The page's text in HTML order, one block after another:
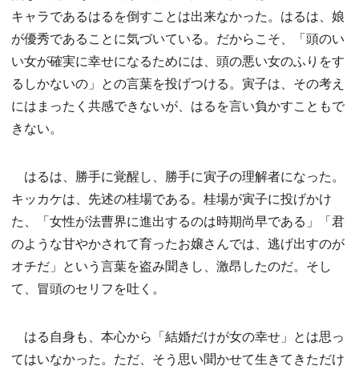
キャラであるはるを倒すことは出来なかった。はるは、娘
が優秀であることに気づいている。だからこそ、「頭のい
い女が確実に幸せになるためには、頭の悪い女のふりをす
るしかないの」との言葉を投げつける。寅子は、その考え
にはまったく共感できないが、はるを言い負かすこともで
きない。
はるは、勝手に覚醒し、勝手に寅子の理解者になった。
キッカケは、先述の桂場である。桂場が寅子に投げかけ
た、「女性が法曹界に進出するのは時期尚早である」「君
のような甘やかされて育ったお嬢さんでは、逃げ出すのが
オチだ」という言葉を盗み聞きし、激昂したのだ。そし
て、冒頭のセリフを吐く。
はる自身も、本心から「結婚だけが女の幸せ」とは思っ
てはいなかった。ただ、そう思い聞かせて生きてきただけ